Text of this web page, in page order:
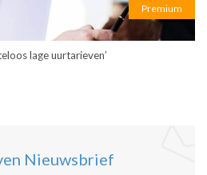
Premium
lage uurtarieven’
Nieuwsbrief